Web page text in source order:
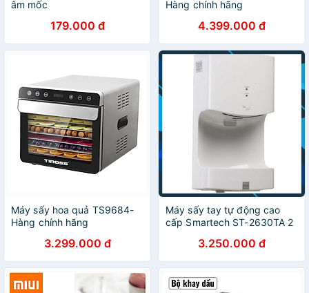
âm mốc
179.000 đ
Hàng chính hãng
4.399.000 đ
Máy sấy hoa quả TS9684-
Hàng chính hãng
3.299.000 đ
Máy sấy tay tự động cao
cấp Smartech ST-2630TA 2
khô tay, sấy tay
3.250.000 đ